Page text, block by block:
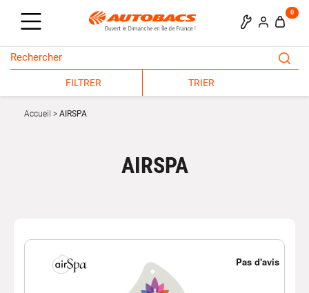
0
FILTRER TRIER
Accueil AIRSPA
AIRSPA